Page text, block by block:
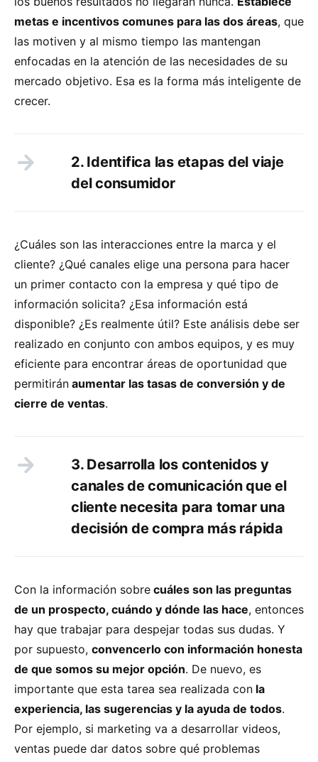
metas e incentivos comunes para las dos áreas, que
las motiven y al mismo tiempo las mantengan
enfocadas en la atención de las necesidades de su
mercado objetivo. Esa es la forma más inteligente de
crecer.
2. Identifica las etapas del viaje
del consumidor
¿Cuáles son las interacciones entre la marca y el
cliente? ¿Qué canales elige una persona para hacer
un primer contacto con la empresa y qué tipo de
información solicita? ¿Esa información está
disponible? ¿Es realmente útil? Este análisis debe ser
realizado en conjunto con ambos equipos, y es muy
eficiente para encontrar áreas de oportunidad que
permitirán aumentar las tasas de conversión y de
cierre de ventas.
3. Desarrolla los contenidos y
canales de comunicación que el
cliente necesita para tomar una
decisión de compra más rápida
Con la información sobre cuáles son las preguntas
de un prospecto, cuándo y dónde las hace, entonces
hay que trabajar para despejar todas sus dudas. Y
por supuesto, convencerlo con información honesta
de que somos su mejor opción. De nuevo, es
importante que esta tarea sea realizada con la
experiencia, las sugerencias y la ayuda de todos.
Por ejemplo, si marketing va a desarrollar videos,
ventas puede dar datos sobre qué problemas